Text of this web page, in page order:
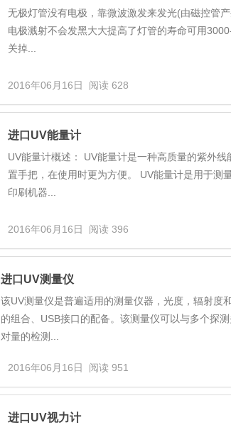
无极灯管没有电极，靠微波激发来发光(由磁控管
电极溅射不会发黑大大提高了灯管的寿命可用
关掉...
2016年06月16日 阅读 628
进口UV能量计
UV能量计概述： UV能量计是一种高质量的紫外
置手把，在使用时更为方便。 UV能量计是用于测
印刷机器...
2016年06月16日 阅读 396
进口UV测量仪
该UV测量仪是普遍适用的测量仪器，光度，辐射度
的组合、USB接口的配备。该测量仪可以与多个探
对量的检测...
2016年06月16日 阅读 951
进口UV视力计